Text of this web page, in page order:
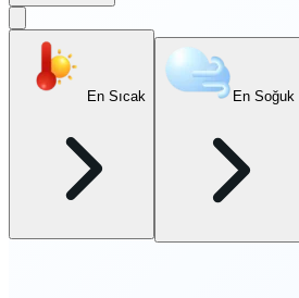
En Sıcak En Soğuk